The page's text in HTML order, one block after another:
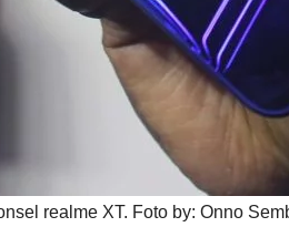
realme XT. Foto by: Onno